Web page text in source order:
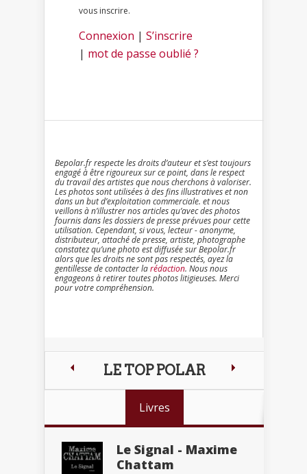
vous inscrire.
Connexion | S’inscrire
| mot de passe oublié ?
Bepolar.fr respecte les droits d’auteur et s’est toujours
engagé à être rigoureux sur ce point, dans le respect
du travail des artistes que nous cherchons à valoriser.
Les photos sont utilisées à des fins illustratives et non
dans un but d’exploitation commerciale. et nous
veillons à n’illustrer nos articles qu’avec des photos
fournis dans les dossiers de presse prévues pour cette
utilisation. Cependant, si vous, lecteur - anonyme,
distributeur, attaché de presse, artiste, photographe
constatez qu’une photo est diffusée sur Bepolar.fr
alors que les droits ne sont pas respectés, ayez la
gentillesse de contacter larédaction. Nous nous
engageons à retirer toutes photos litigieuses. Merci
pour votre compréhension.
LE TOP POLAR
Livres
Le Signal - Maxime
Chattam